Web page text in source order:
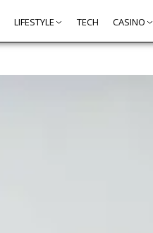
LIFESTYLE TECH CASINO